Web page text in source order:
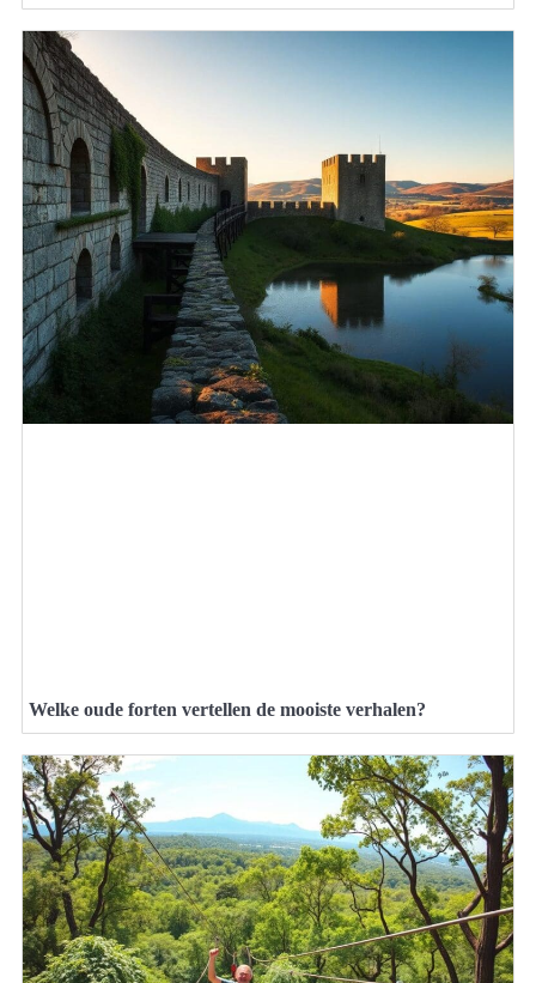
Welke oude forten vertellen de mooiste verhalen?